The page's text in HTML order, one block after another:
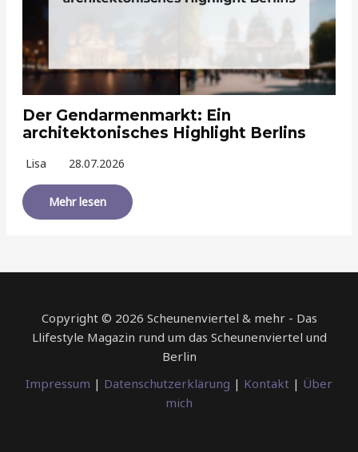
Der Gendarmenmarkt: Ein
architektonisches Highlight Berlins
Lisa 28.07.2026
Mehr lesen
Copyright © 2026 Scheunenviertel & mehr - Das
Llifestyle Magazin rund um das Scheunenviertel und
Berlin
Impressum | Datenschutzerklärung | Kontakt | Über
mich